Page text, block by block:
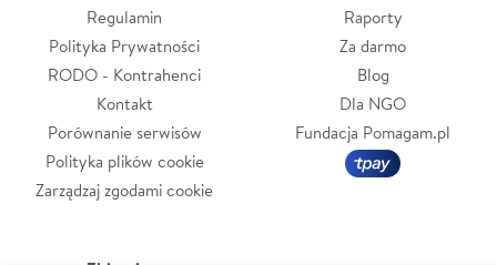
Regulamin
Polityka Prywatności
RODO - Kontrahenci
Kontakt
Porównanie serwisów
Polityka plików cookie
Zarządzaj zgodami cookie
Raporty
Za darmo
Blog
Dla NGO
Fundacja Pomagam.pl